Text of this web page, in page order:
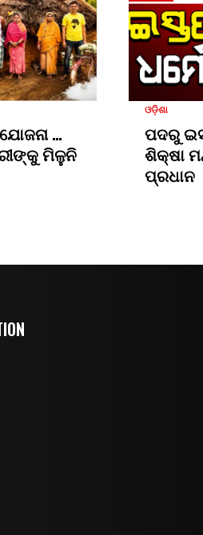
…
ମିଳୁନି
ଓଡ଼ିଶା
ପଦରୁ
ଶିକ୍ଷା
ପ୍ରଧାନ